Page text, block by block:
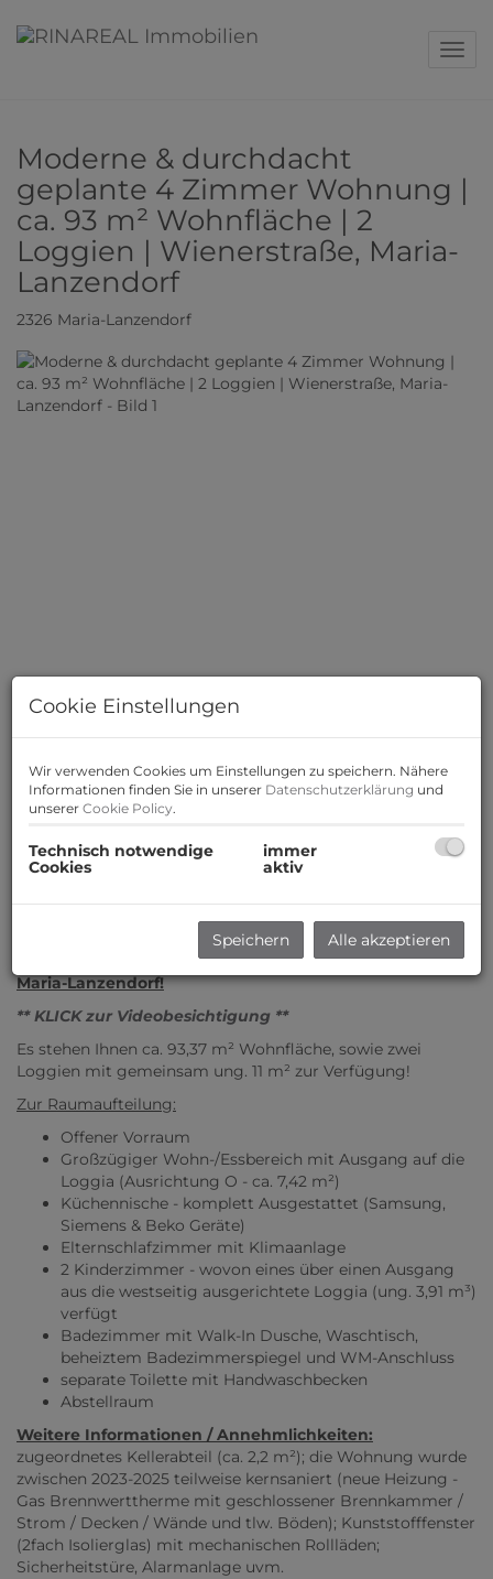
Moderne & durchdacht
geplante 4 Zimmer Wohnung |
ca. 93 m² Wohnfläche | 2
Loggien | Wienerstraße, Maria-
Lanzendorf
2326 Maria-Lanzendorf
Zum Verkauf gelangt diese attraktive Loggiawohnung
mit 4 Zimmern in der ersten Etage - Wienerstraße,
Maria-Lanzendorf!
** KLICK zur Videobesichtigung **
Es stehen Ihnen ca. 93,37 m² Wohnfläche, sowie zwei
Loggien mit gemeinsam ung. 11 m² zur Verfügung!
Zur Raumaufteilung:
Offener Vorraum
Großzügiger Wohn-/Essbereich mit Ausgang auf die
Loggia (Ausrichtung O - ca. 7,42 m²)
Küchennische - komplett Ausgestattet (Samsung,
Siemens & Beko Geräte)
Elternschlafzimmer mit Klimaanlage
2 Kinderzimmer - wovon eines über einen Ausgang
aus die westseitig ausgerichtete Loggia (ung. 3,91 m³)
verfügt
Badezimmer mit Walk-In Dusche, Waschtisch,
beheiztem Badezimmerspiegel und WM-Anschluss
separate Toilette mit Handwaschbecken
Abstellraum
Weitere Informationen / Annehmlichkeiten:
zugeordnetes Kellerabteil (ca. 2,2 m²); die Wohnung wurde
zwischen 2023-2025 teilweise kernsaniert (neue Heizung -
Gas Brennwerttherme mit geschlossener Brennkammer /
Strom / Decken / Wände und tlw. Böden); Kunststofffenster
(2fach Isolierglas) mit mechanischen Rollläden;
Sicherheitstüre, Alarmanlage uvm.
Cookie Einstellungen
Wir verwenden Cookies um Einstellungen zu speichern. Nähere
Informationen finden Sie in unserer Datenschutzerklärung und
unserer Cookie Policy.
Technisch notwendige
Cookies
immer
aktiv
Speichern Alle akzeptieren